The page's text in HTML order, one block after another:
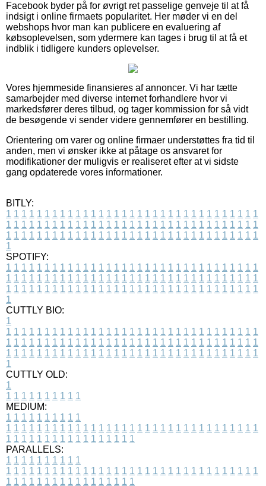
Facebook byder på for øvrigt ret passelige genveje til at få
indsigt i online firmaets popularitet. Her møder vi en del
webshops hvor man kan publicere en evaluering af
købsoplevelsen, som ydermere kan tages i brug til at få et
indblik i tidligere kunders oplevelser.
Vores hjemmeside finansieres af annoncer. Vi har tætte
samarbejder med diverse internet forhandlere hvor vi
markedsfører deres tilbud, og tager kommission for så vidt
de besøgende vi sender videre gennemfører en bestilling.
Orientering om varer og online firmaer understøttes fra tid til
anden, men vi ønsker ikke at påtage os ansvaret for
modifikationer der muligvis er realiseret efter at vi sidste
gang opdaterede vores informationer.
BITLY:
1 1 1 1 1 1 1 1 1 1 1 1 1 1 1 1 1 1 1 1 1 1 1 1 1 1 1 1 1 1 1 1 1
1 1 1 1 1 1 1 1 1 1 1 1 1 1 1 1 1 1 1 1 1 1 1 1 1 1 1 1 1 1 1 1 1
1 1 1 1 1 1 1 1 1 1 1 1 1 1 1 1 1 1 1 1 1 1 1 1 1 1 1 1 1 1 1 1 1
1
SPOTIFY:
1 1 1 1 1 1 1 1 1 1 1 1 1 1 1 1 1 1 1 1 1 1 1 1 1 1 1 1 1 1 1 1 1
1 1 1 1 1 1 1 1 1 1 1 1 1 1 1 1 1 1 1 1 1 1 1 1 1 1 1 1 1 1 1 1 1
1 1 1 1 1 1 1 1 1 1 1 1 1 1 1 1 1 1 1 1 1 1 1 1 1 1 1 1 1 1 1 1 1
1
CUTTLY BIO:
1
1 1 1 1 1 1 1 1 1 1 1 1 1 1 1 1 1 1 1 1 1 1 1 1 1 1 1 1 1 1 1 1 1
1 1 1 1 1 1 1 1 1 1 1 1 1 1 1 1 1 1 1 1 1 1 1 1 1 1 1 1 1 1 1 1 1
1 1 1 1 1 1 1 1 1 1 1 1 1 1 1 1 1 1 1 1 1 1 1 1 1 1 1 1 1 1 1 1 1
1
CUTTLY OLD:
1
1 1 1 1 1 1 1 1 1 1
MEDIUM:
1 1 1 1 1 1 1 1 1 1
1 1 1 1 1 1 1 1 1 1 1 1 1 1 1 1 1 1 1 1 1 1 1 1 1 1 1 1 1 1 1 1 1
1 1 1 1 1 1 1 1 1 1 1 1 1 1 1 1 1
PARALLELS:
1 1 1 1 1 1 1 1 1 1
1 1 1 1 1 1 1 1 1 1 1 1 1 1 1 1 1 1 1 1 1 1 1 1 1 1 1 1 1 1 1 1 1
1 1 1 1 1 1 1 1 1 1 1 1 1 1 1 1 1